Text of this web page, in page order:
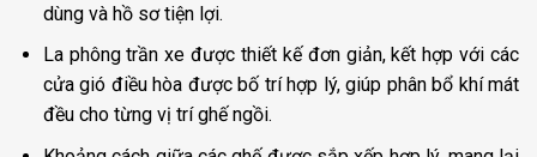
dùng và hồ sơ tiện lợi.
La phông trần xe được thiết kế đơn giản, kết hợp với các
cửa gió điều hòa được bố trí hợp lý, giúp phân bổ khí mát
đều cho từng vị trí ghế ngồi.